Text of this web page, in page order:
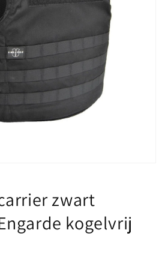
zwart
kogelvrij